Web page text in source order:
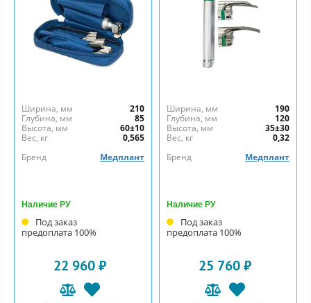
Ширина, мм
210
Глубина, мм
85
Высота, мм
60±10
Вес, кг
0,565
Бренд
Медплант
Наличие РУ
Под заказ
предоплата 100%
22 960 ₽
Ширина, мм
190
Глубина, мм
120
Высота, мм
35±30
Вес, кг
0,32
Бренд
Медплант
Наличие РУ
Под заказ
предоплата 100%
25 760 ₽